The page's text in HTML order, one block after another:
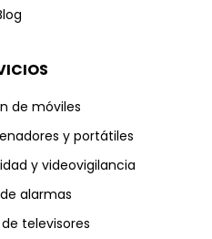
de móviles
y portátiles
y videovigilancia
alarmas
televisores